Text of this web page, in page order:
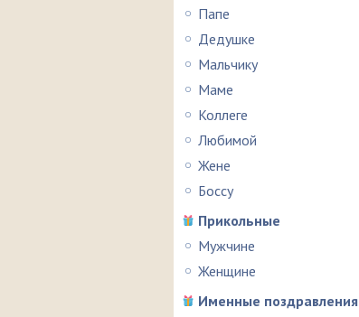
Папе
Дедушке
Мальчику
Маме
Коллеге
Любимой
Жене
Боссу
Прикольные
Мужчине
Женщине
Именные поздравления